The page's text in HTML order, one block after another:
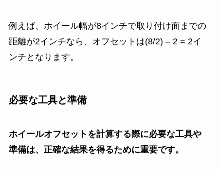
例えば、ホイール幅が8インチで取り付け面までの
距離が2インチなら、オフセットは(8/2) – 2 = 2イ
ンチとなります。
必要な工具と準備
ホイールオフセットを計算する際に必要な工具や
準備は、正確な結果を得るために重要です。